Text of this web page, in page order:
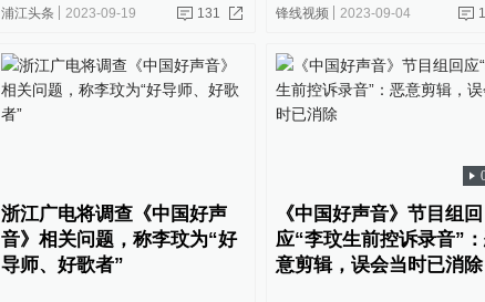
浦江头条 2023-09-19 131 锋线视频 2023-09-04
浙江广电将调查《中国好声
音》相关问题，称李玟为“好
导师、好歌者”
《中国好声音》节目组回
应“李玟生前控诉录音”
意剪辑，误会当时已消除